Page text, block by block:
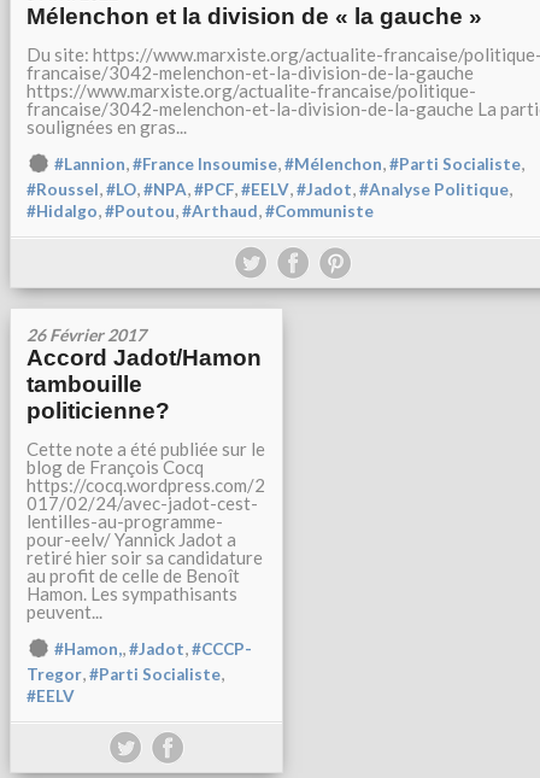
Mélenchon et la division de « la gauche »
Du site: https://www.marxiste.org/actualite-francaise/
francaise/3042-melenchon-et-la-division-de-la-gauche
https://www.marxiste.org/actualite-francaise/politique-
francaise/3042-melenchon-et-la-division-de-la-gauche La
soulignées en gras...
#Lannion,#France Insoumise,#Mélenchon,#Parti Socialiste,
#Roussel,#LO,#NPA,#PCF,#EELV,#Jadot,#Analyse Politique,
#Hidalgo,#Poutou,#Arthaud,#Communiste
26 Février 2017
Accord Jadot/Hamon
tambouille
politicienne?
Cette note a été publiée sur le
blog de François Cocq
https://cocq.wordpress.com/2
017/02/24/avec-jadot-cest-
lentilles-au-programme-
pour-eelv/ Yannick Jadot a
retiré hier soir sa candidature
au profit de celle de Benoît
Hamon. Les sympathisants
peuvent...
#Hamon,,#Jadot,#CCCP-
Tregor,#Parti Socialiste,
#EELV